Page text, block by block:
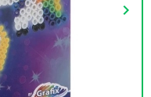
keyboard_arrow_right